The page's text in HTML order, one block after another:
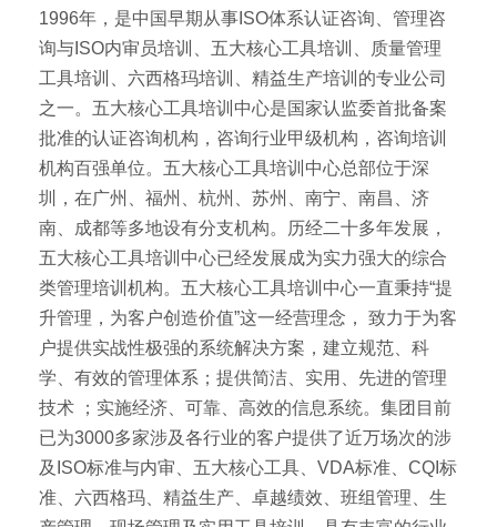
1996年，是中国早期从事ISO体系认证咨询、管理咨
询与ISO内审员培训、五大核心工具培训、质量管理
工具培训、六西格玛培训、精益生产培训的专业公司
之一。五大核心工具培训中心是国家认监委首批备案
批准的认证咨询机构，咨询行业甲级机构，咨询培训
机构百强单位。五大核心工具培训中心总部位于深
圳，在广州、福州、杭州、苏州、南宁、南昌、济
南、成都等多地设有分支机构。历经二十多年发展，
五大核心工具培训中心已经发展成为实力强大的综合
类管理培训机构。五大核心工具培训中心一直秉持“提
升管理，为客户创造价值”这一经营理念， 致力于为客
户提供实战性极强的系统解决方案，建立规范、科
学、有效的管理体系；提供简洁、实用、先进的管理
技术 ；实施经济、可靠、高效的信息系统。集团目前
已为3000多家涉及各行业的客户提供了近万场次的涉
及ISO标准与内审、五大核心工具、VDA标准、CQI标
准、六西格玛、精益生产、卓越绩效、班组管理、生